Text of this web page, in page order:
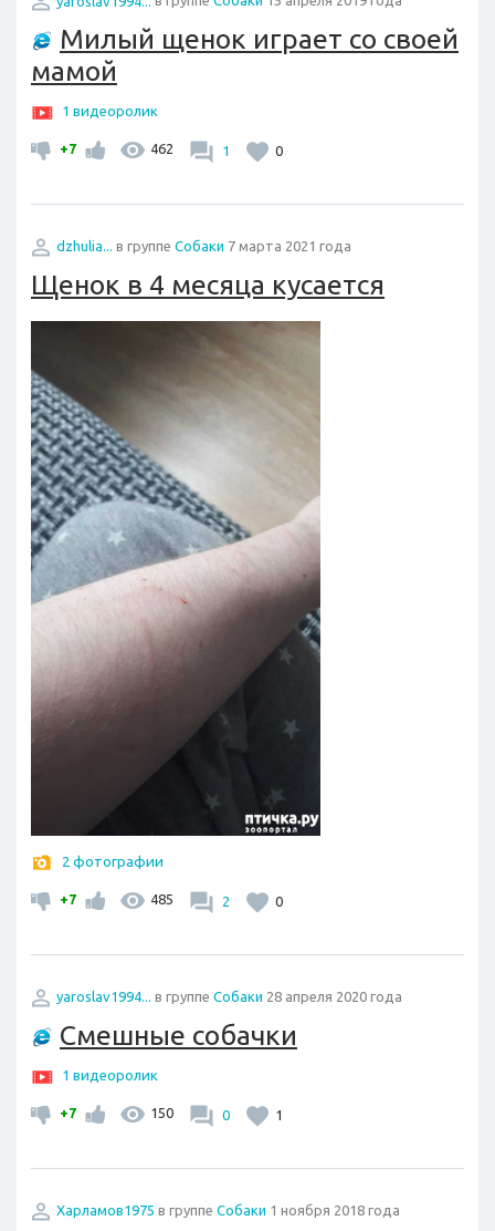
Милый щенок играет со своей
мамой
1 видеоролик
+7 462 1 0
dzhulia... в группе Собаки 7 марта 2021 года
Щенок в 4 месяца кусается
2 фотографии
+7 485 2 0
yaroslav1994... в группе Собаки 28 апреля 2020 года
Смешные собачки
1 видеоролик
+7 150 0 1
Харламов1975 в группе Собаки 1 ноября 2018 года